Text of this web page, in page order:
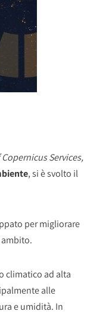
Services,
, si è svolto il
per migliorare
climatico ad alta
alle
e umidità. In